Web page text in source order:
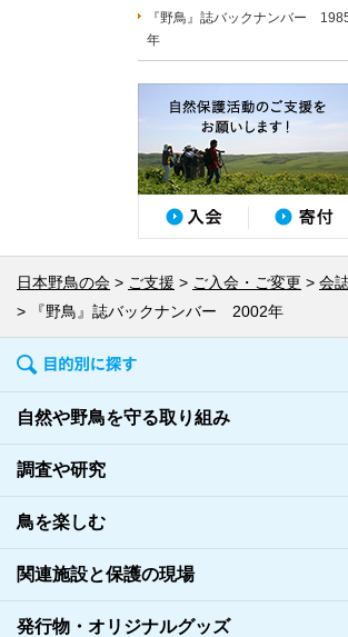
『野鳥』誌バックナンバー
年
日本野鳥の会 ご支援 ご入会・ご変更
会
『野鳥』誌バックナンバー 2002年
自然や野鳥を守る取り組み
調査や研究
鳥を楽しむ
関連施設と保護の現場
発行物・オリジナルグッズ